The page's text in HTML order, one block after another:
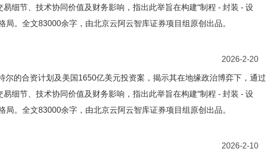
细节、技术协同价值及财务影响，指出此举旨在构建“制程 - 封装 - 设
。全文83000余字，由北京云阿云智库证券项目组原创出品。
2026-2-20
的合资计划及美国1650亿美元投资案，揭示其在地缘政治博弈下，通过
细节、技术协同价值及财务影响，指出此举旨在构建“制程 - 封装 - 设
。全文83000余字，由北京云阿云智库证券项目组原创出品。
2026-2-10